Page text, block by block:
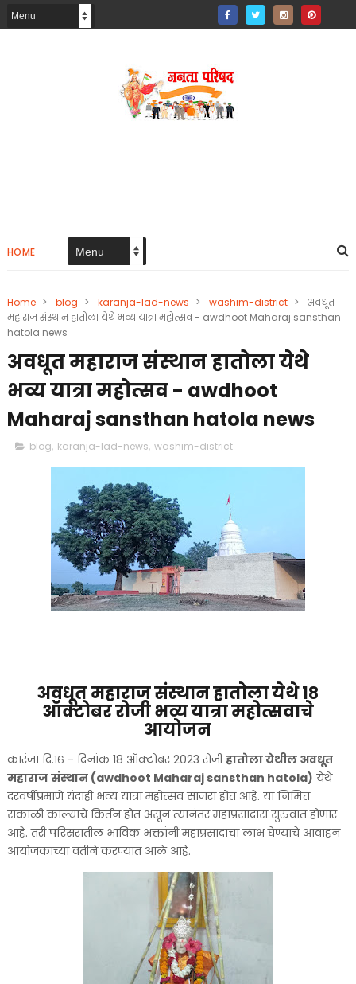
HOME
Home > blog > karanja-lad-news > washim-district >
अवधूत
महाराज संस्थान हातोला येथे भव्य यात्रा महोत्सव - awdhoot Maharaj sansthan
hatola news
अवधूत महाराज संस्थान हातोला येथे
भव्य यात्रा महोत्सव - awdhoot
Maharaj sansthan hatola news
blog, karanja-lad-news, washim-district
अवधूत महाराज संस्थान हातोला येथे १८
ऑक्टोबर रोजी भव्य यात्रा महोत्सवाचे
आयोजन
कारंजा दि.१६ - दिनांक 18 ऑक्टोबर 2023 रोजीहातोला येथील अवधूत
महाराज संस्थान (awdhoot Maharaj sansthan hatola) येथे
दरवर्षीप्रमाणे यंदाही भव्य यात्रा महोत्सव साजरा होत आहे. या निमित्त
सकाळी काल्याचे किर्तन होत असून त्यानंतर महाप्रसादास सुरुवात होणार
आहे. तरी परिसरातील भाविक भक्तांनी महाप्रसादाचा लाभ घेण्याचे आवाहन
आयोजकाच्या वतीने करण्यात आले आहे.